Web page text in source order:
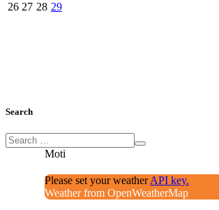
26 27 28 29
Search
Moti
Please set your weatherAPI key.
Weather from OpenWeatherMap